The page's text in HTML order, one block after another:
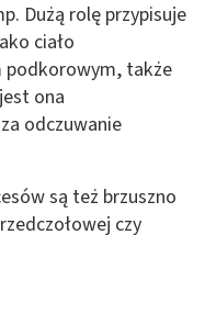
Dużą rolę przypisuje
ciało
podkorowym, także
ona
odczuwanie
są też brzuszno
czy